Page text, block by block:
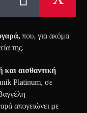
που, για ακόμα
της.
και αισθαντική
Platinum, σε
απογειώνει με